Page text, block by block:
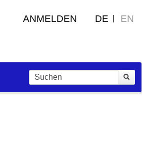
ANMELDEN DE EN